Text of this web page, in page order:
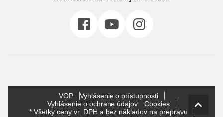
VOP
Vyhlásenie o prístupnosti
Vyhlásenie o ochrane údajov
Cookies
* Všetky ceny vr. DPH a bez nákladov na prepravu